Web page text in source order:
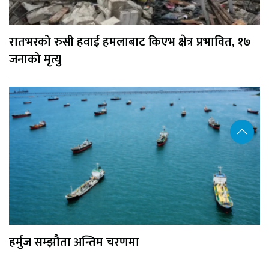
रातभरको रुसी हवाई हमलाबाट किएभ क्षेत्र प्रभावित, १७
जनाको मृत्यु
हर्मुज सम्झौता अन्तिम चरणमा